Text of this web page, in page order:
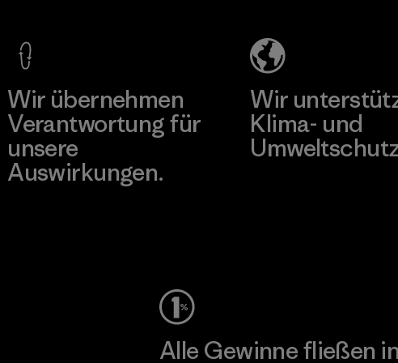
Wir übernehmen
Verantwortung für
unsere
Auswirkungen.
Wir
Klima- und
Alle Gewinne fließen